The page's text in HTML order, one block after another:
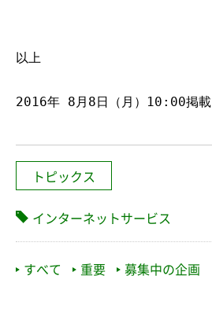
以上
2016年 8月 8日（月） 10 : 00掲載
トピックス
インターネットサービス
すべて 重要 募集中の企画